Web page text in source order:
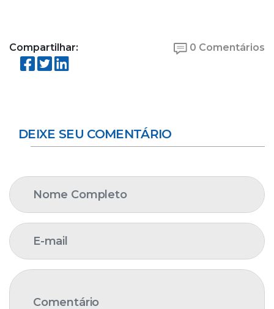
Compartilhar: 0 Comentários
DEIXE SEU COMENTÁRIO